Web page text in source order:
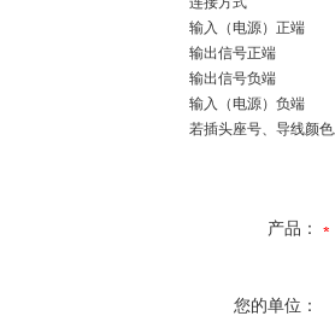
输入（电源）正端
输出信号正端
输出信号负端
输入（电源）负端
若插头座号、导线颜色
产品：
您的单位：